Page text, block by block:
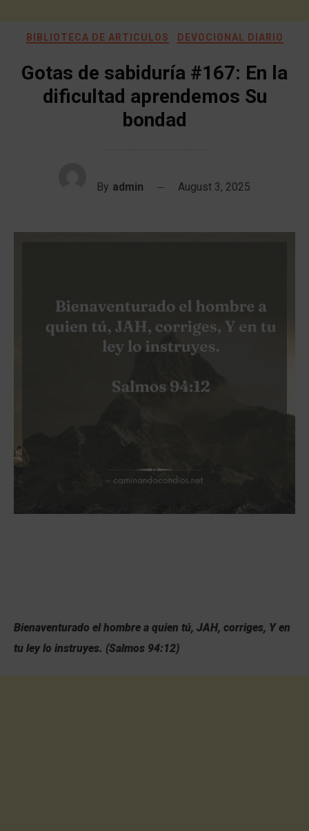
BIBLIOTECA DE ARTICULOS DEVOCIONAL DIARIO
Gotas de sabiduría #167: En la
dificultad aprendemos Su
bondad
By admin August 3, 2025
Bienaventurado el hombre a quien tú, JAH, corriges, Y en
tu ley lo instruyes. (Salmos 94:12)